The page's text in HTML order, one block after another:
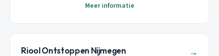
Meer informatie
Riool Ontstoppen Nijmegen →